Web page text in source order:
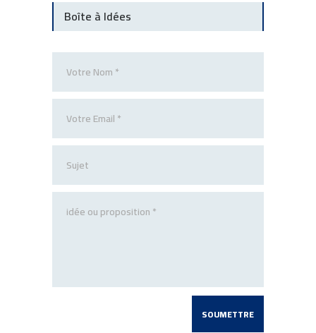
Boîte à Idées